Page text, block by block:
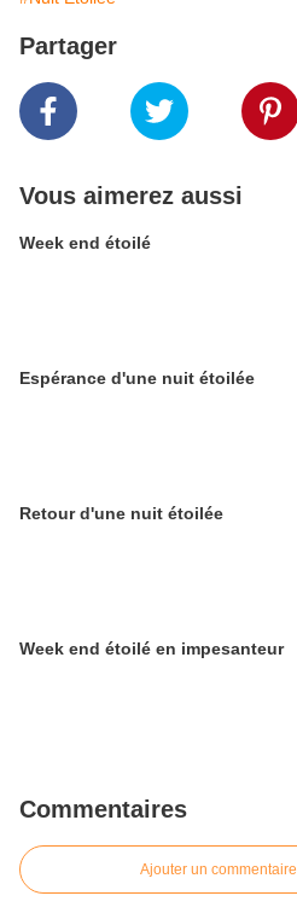
Partager
Vous aimerez aussi
Week end étoilé
Espérance d'une nuit étoilée
Retour d'une nuit étoilée
Week end étoilé en impesanteur
Commentaires
Ajouter un commentaire